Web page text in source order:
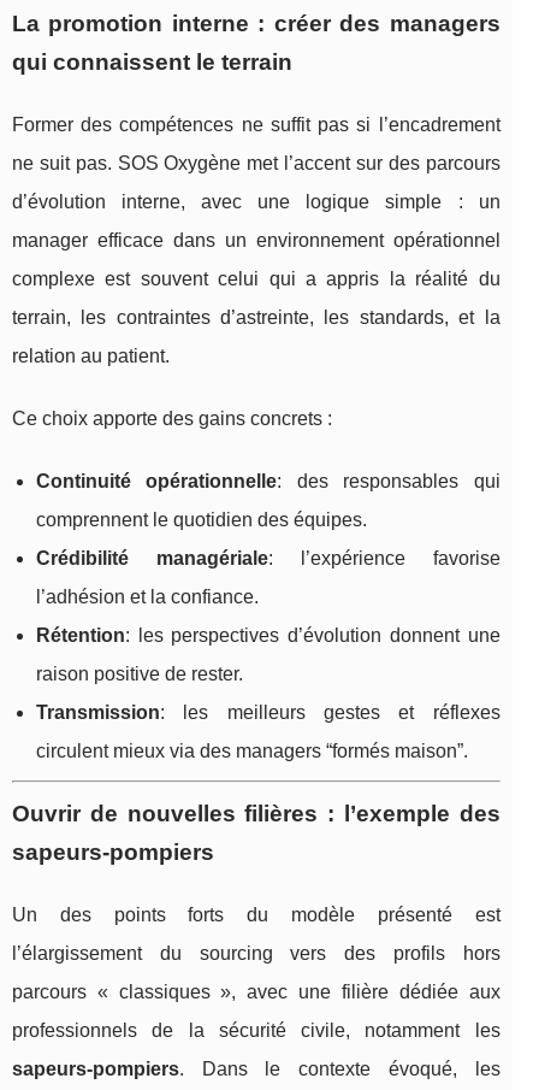
La promotion interne : créer des managers
qui connaissent le terrain
Former des compétences ne suffit pas si l’encadrement
ne suit pas. SOS Oxygène met l’accent sur des parcours
d’évolution interne, avec une logique simple : un
manager efficace dans un environnement opérationnel
complexe est souvent celui qui a appris la réalité du
terrain, les contraintes d’astreinte, les standards, et la
relation au patient.
Ce choix apporte des gains concrets :
Continuité opérationnelle: des responsables qui
comprennent le quotidien des équipes.
Crédibilité managériale: l’expérience favorise
l’adhésion et la confiance.
Rétention: les perspectives d’évolution donnent une
raison positive de rester.
Transmission: les meilleurs gestes et réflexes
circulent mieux via des managers “formés maison”.
Ouvrir de nouvelles filières : l’exemple des
sapeurs-pompiers
Un des points forts du modèle présenté est
l’élargissement du sourcing vers des profils hors
parcours « classiques », avec une filière dédiée aux
professionnels de la sécurité civile, notamment les
sapeurs-pompiers. Dans le contexte évoqué, les